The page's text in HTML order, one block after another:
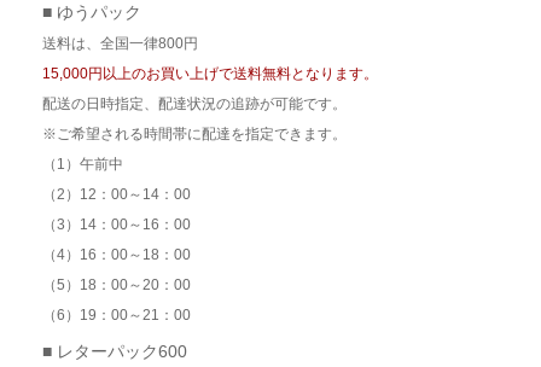
■ ゆうパック
送料は、全国一律800円
15,000円以上のお買い上げで送料無料となります。
配送の日時指定、配達状況の追跡が可能です。
※ご希望される時間帯に配達を指定できます。
（1）午前中
（2）12：00～14：00
（3）14：00～16：00
（4）16：00～18：00
（5）18：00～20：00
（6）19：00～21：00
■ レターパック600